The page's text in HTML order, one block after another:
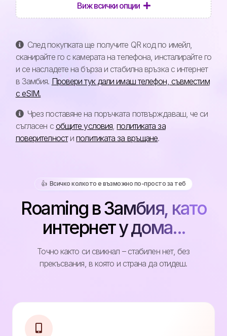
Виж всички опции
След покупката ще получите QR код по имейл,
сканирайте го с камерата на телефона, инсталирайте го
и се насладете на бърза и стабилна връзка с интернет
в Замбия. Провери тук дали имаш телефон, съвместим
с eSIM.
Чрез поставяне на поръчката потвърждаваш, че си
съгласен с общите условия,политиката за
поверителностиполитиката за връщане.
👍️ Всичко колкото е възможно по-просто за теб
Roaming в Замбия, като
интернет у дома...
Точно както си свикнал – стабилен нет, без
прекъсвания, в която и страна да отидеш.